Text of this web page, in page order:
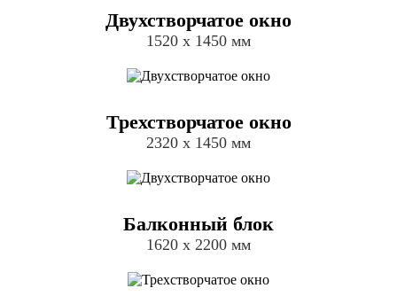
Двухстворчатое окно
1520 х 1450 мм
Трехстворчатое окно
2320 х 1450 мм
Балконный блок
1620 х 2200 мм